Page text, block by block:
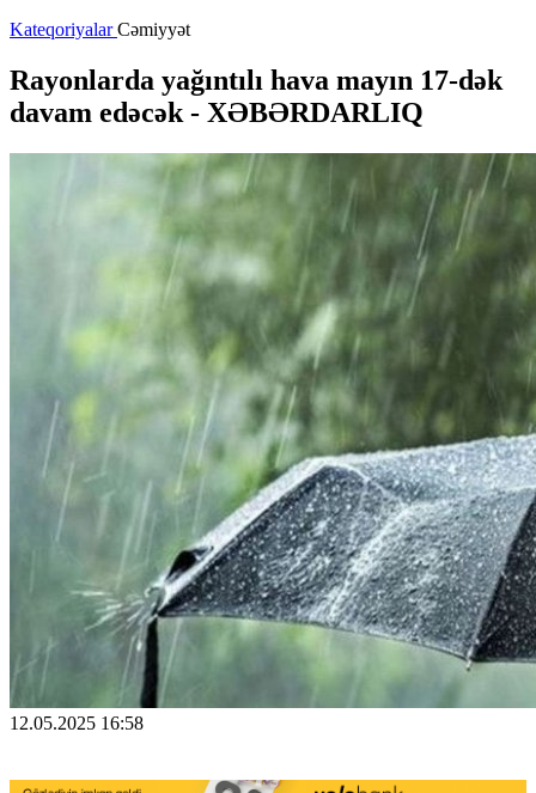
KateqoriyalarCəmiyyət
Rayonlarda yağıntılı hava mayın 17-dək
davam edəcək - XƏBƏRDARLIQ
12.05.2025 16:58